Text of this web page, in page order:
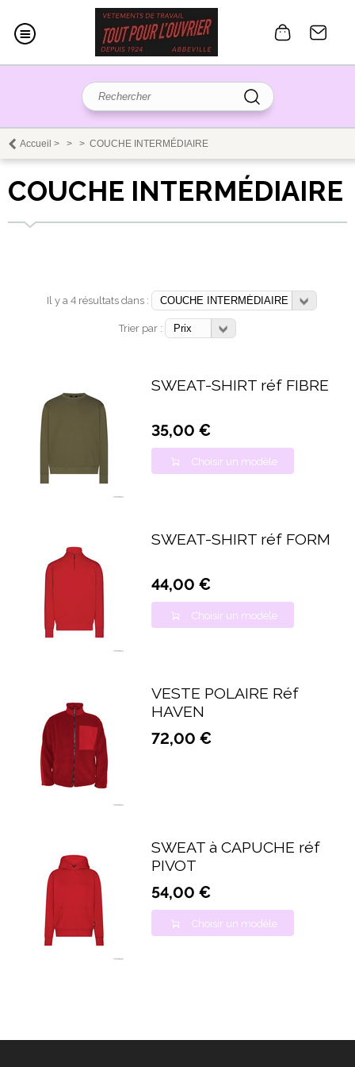
Accueil > > > COUCHE INTERMÉDIAIRE
COUCHE INTERMÉDIAIRE
Il y a 4 résultats dans :
Trier par :
SWEAT-SHIRT réf FIBRE
35,00 €
Choisir un modèle
SWEAT-SHIRT réf FORM
44,00 €
Choisir un modèle
VESTE POLAIRE Réf
HAVEN
72,00 €
SWEAT à CAPUCHE réf
PIVOT
54,00 €
Choisir un modèle